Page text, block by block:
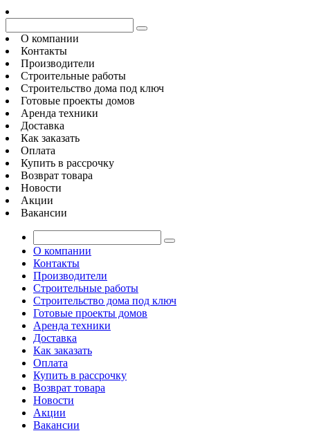
О компании
Контакты
Производители
Строительные работы
Строительство дома под ключ
Готовые проекты домов
Аренда техники
Доставка
Как заказать
Оплата
Купить в рассрочку
Возврат товара
Новости
Акции
Вакансии
О компании
Контакты
Производители
Строительные работы
Строительство дома под ключ
Готовые проекты домов
Аренда техники
Доставка
Как заказать
Оплата
Купить в рассрочку
Возврат товара
Новости
Акции
Вакансии